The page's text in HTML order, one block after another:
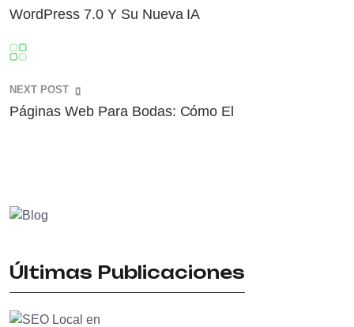
WordPress 7.0 Y Su Nueva IA
NEXT POST
Páginas Web Para Bodas: Cómo El
Últimas Publicaciones